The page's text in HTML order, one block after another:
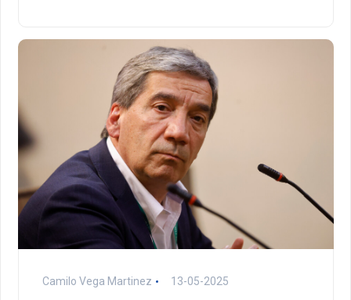
Camilo Vega Martinez 13-05-2025